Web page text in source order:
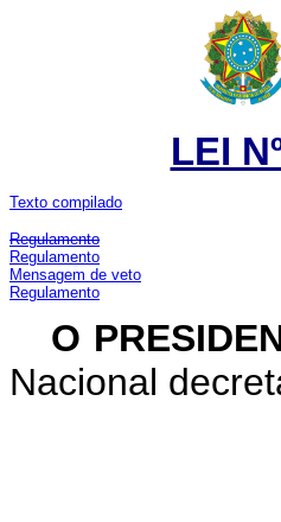
LEI
Texto compilado
Regulamento
Regulamento
Mensagem de veto
Regulamento
O
Nacional